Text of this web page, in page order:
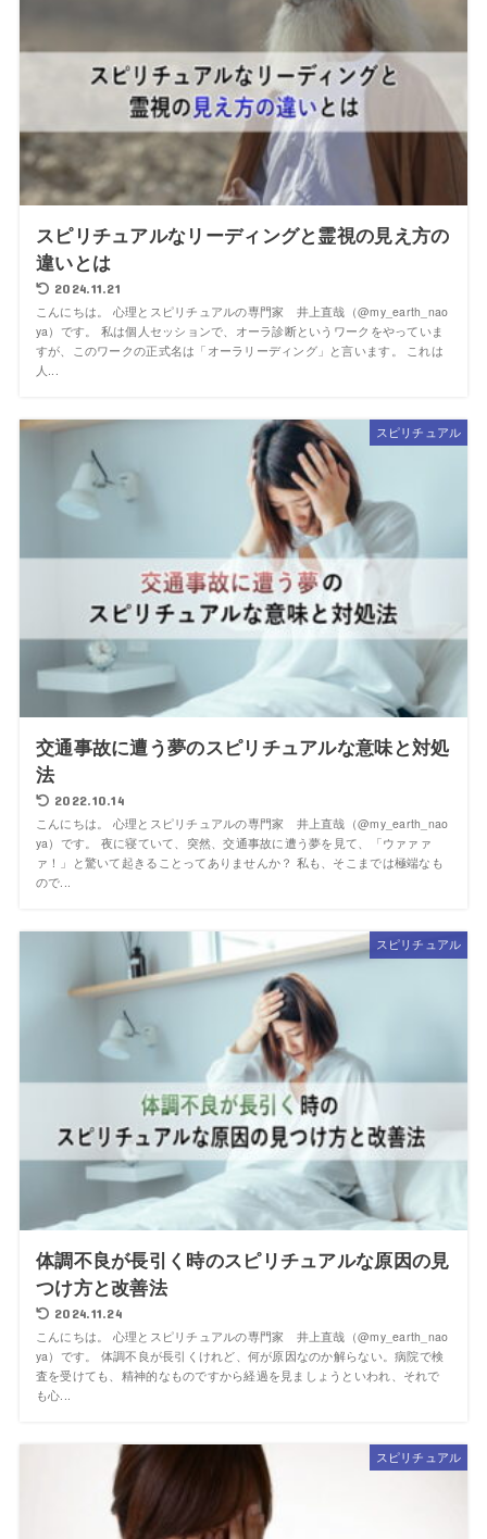
スピリチュアルなリーディングと霊視の見え方の
違いとは
2024.11.21
こんにちは。 心理とスピリチュアルの専門家 井上直哉（@my_earth_nao
ya）です。 私は個人セッションで、オーラ診断というワークをやっていま
すが、このワークの正式名は「オーラリーディング」と言います。 これは
人...
スピリチュアル
交通事故に遭う夢のスピリチュアルな意味と対処
法
2022.10.14
こんにちは。 心理とスピリチュアルの専門家 井上直哉（@my_earth_nao
ya）です。 夜に寝ていて、突然、交通事故に遭う夢を見て、「ウァァァ
ァ！」と驚いて起きることってありませんか？ 私も、そこまでは極端なも
ので...
スピリチュアル
体調不良が長引く時のスピリチュアルな原因の見
つけ方と改善法
2024.11.24
こんにちは。 心理とスピリチュアルの専門家 井上直哉（@my_earth_nao
ya）です。 体調不良が長引くけれど、何が原因なのか解らない。病院で検
査を受けても、精神的なものですから経過を見ましょうといわれ、それで
も心...
スピリチュアル